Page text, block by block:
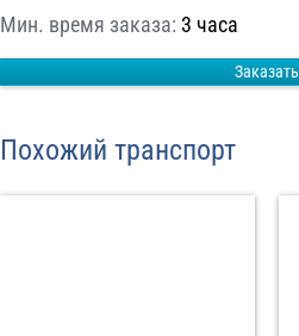
Мин. время заказа: 3 часа
Заказать
Похожий транспорт